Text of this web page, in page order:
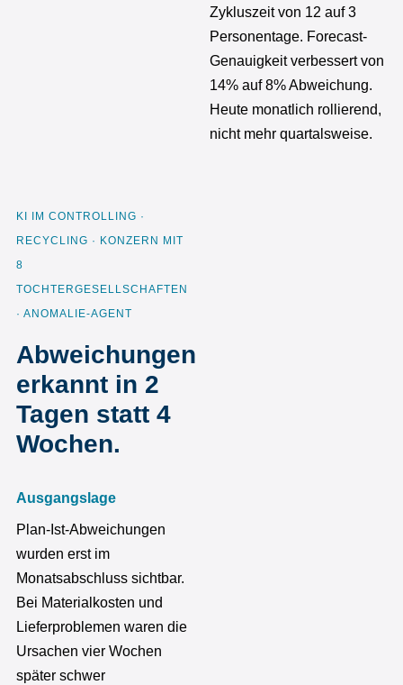
Zykluszeit von 12 auf 3
Personentage. Forecast-
Genauigkeit verbessert von
14% auf 8% Abweichung.
Heute monatlich rollierend,
nicht mehr quartalsweise.
KI IM CONTROLLING ·
RECYCLING · KONZERN MIT
8
TOCHTERGESELLSCHAFTEN
· ANOMALIE-AGENT
Abweichungen
erkannt in 2
Tagen statt 4
Wochen.
Ausgangslage
Plan-Ist-Abweichungen
wurden erst im
Monatsabschluss sichtbar.
Bei Materialkosten und
Lieferproblemen waren die
Ursachen vier Wochen
später schwer